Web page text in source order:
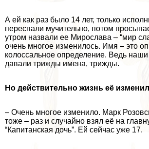
А ей как раз было 14 лет, только
переспали мучительно, потом
утром назвали ее Мирослава – “мир
очень многое изменилось. Имя – это
колоссальное определение. Ведь
давали трижды имена, трижды.
Но действительно жизнь её
– Очень многое изменило. Марк
тоже – раз и случайно взял её на
“Капитанская дочь”. Ей сейчас уже 17.